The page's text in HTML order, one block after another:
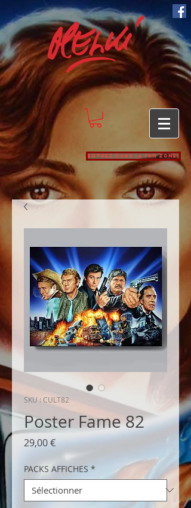
Entrez dans la Fan zone!
SKU : CULT82
Poster Fame 82
29,00 €Prix
PACKS AFFICHES *